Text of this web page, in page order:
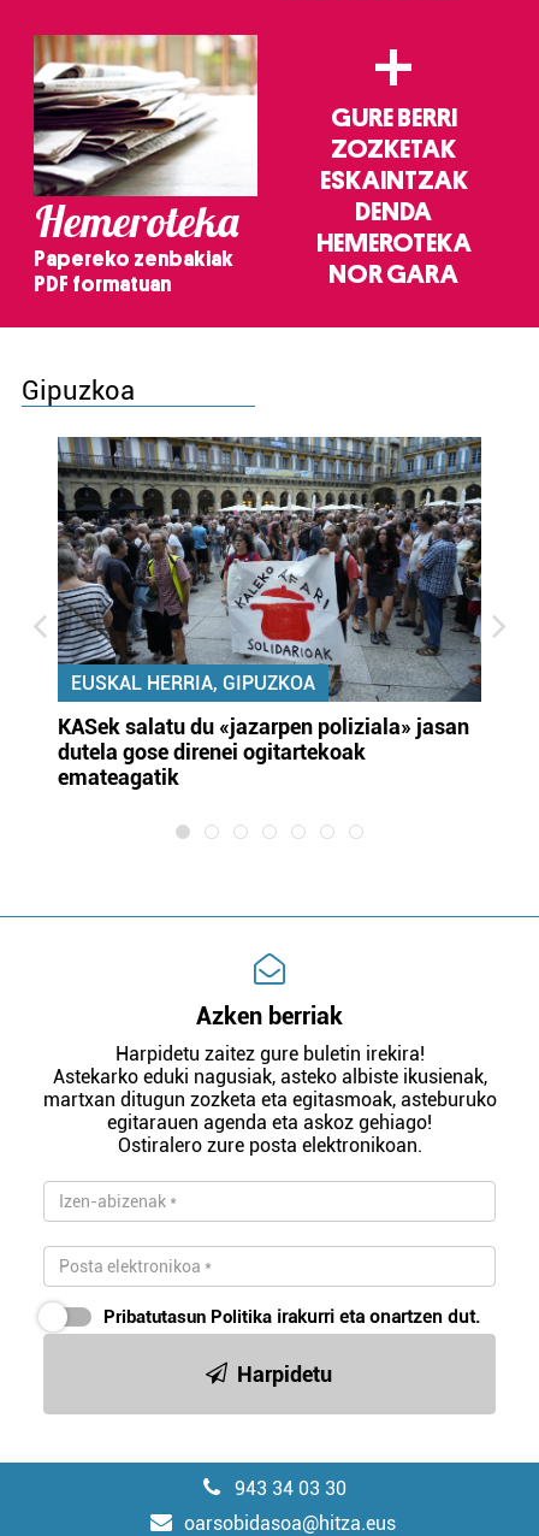
Hemeroteka
Papereko zenbakiak
PDF formatuan
+
GURE BERRI
ZOZKETAK
ESKAINTZAK
DENDA
HEMEROTEKA
NOR GARA
Gipuzkoa
EUSKAL HERRIA, GIPUZKOA
KASek salatu du «jazarpen poliziala» jasan
dutela gose direnei ogitartekoak
emateagatik
Azken berriak
Harpidetu zaitez gure buletin irekira!
Astekarko eduki nagusiak, asteko albiste ikusienak,
martxan ditugun zozketa eta egitasmoak, asteburuko
egitarauen agenda eta askoz gehiago!
Ostiralero zure posta elektronikoan.
Pribatutasun Politika irakurri eta onartzen dut.
Harpidetu
943 34 03 30
oarsobidasoa@hitza.eus